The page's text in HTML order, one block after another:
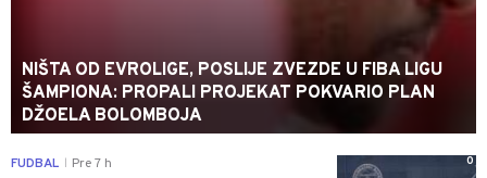
NIŠTA OD EVROLIGE, POSLIJE ZVEZDE U FIBA LIGU
ŠAMPIONA: PROPALI PROJEKAT POKVARIO PLAN
DŽOELA BOLOMBOJA
0
FUDBAL Pre 7 h